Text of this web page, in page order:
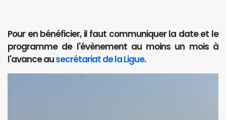
Pour en bénéficier, il faut communiquer la date et le
programme de l'évènement au moins un mois à
l'avance ausecrétariat de la Ligue.